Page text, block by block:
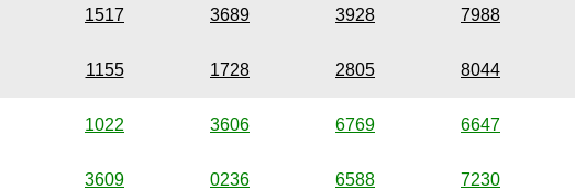
1517 3689 3928 7988
1155 1728 2805 8044
1022 3606 6769 6647
3609 0236 6588 7230